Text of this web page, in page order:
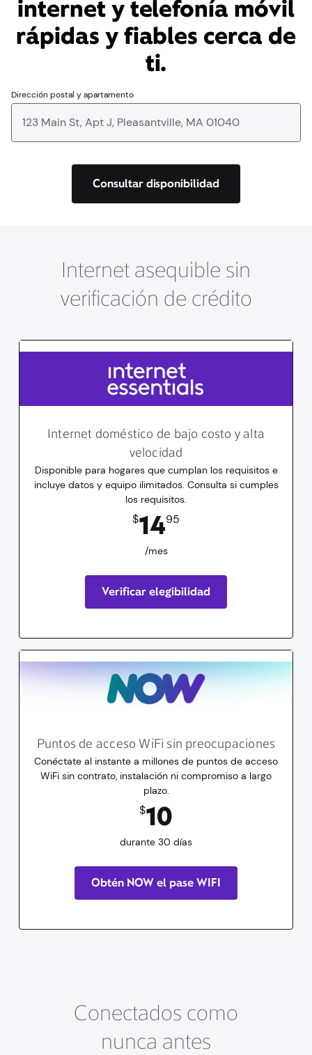
internet y telefonía móvil
rápidas y fiables cerca de
ti.
Dirección postal y apartamento
Consultar disponibilidad
Internet asequible sin
verificación de crédito
Internet doméstico de bajo costo y alta
velocidad
Disponible para hogares que cumplan los requisitos e
incluye datos y equipo ilimitados. Consulta si cumples
los requisitos.
$1495
/mes
Verificar elegibilidad
Puntos de acceso WiFi sin preocupaciones
Conéctate al instante a millones de puntos de acceso
WiFi sin contrato, instalación ni compromiso a largo
plazo.
durante 30 días
$10
durante 30 días
Obtén NOW el pase WIFI
Conectados como
nunca antes